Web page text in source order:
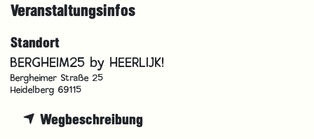
Veranstaltungsinfos
Standort
BERGHEIM25 by HEERLIJK!
Bergheimer Straße 25
Heidelberg 69115
Wegbeschreibung